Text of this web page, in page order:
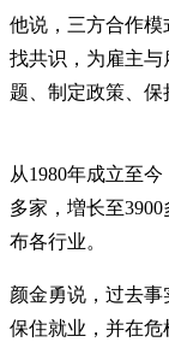
他说，三方合作
找共识，为雇主与
题、制定政策、保
从1980年成立至
多家，増长至
布各行业。
颜金勇说，过去事
保住就业，并在危